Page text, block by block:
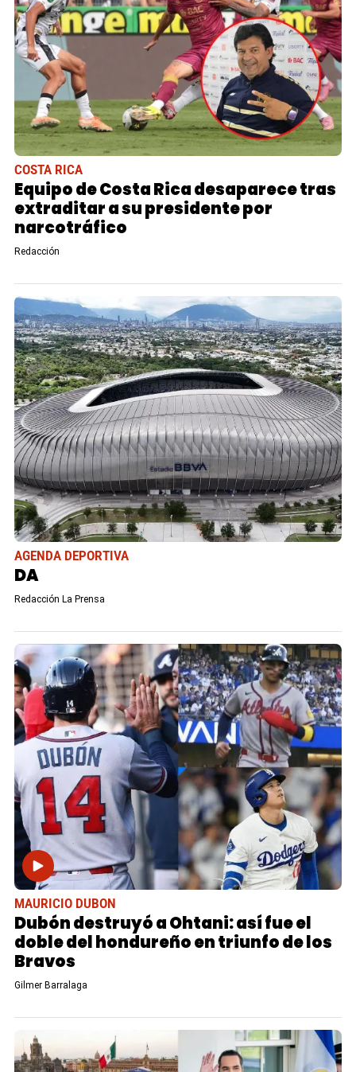
COSTA RICA
Equipo de Costa Rica desaparece tras
extraditar a su presidente por
narcotráfico
Redacción
AGENDA DEPORTIVA
DA
Redacción La Prensa
MAURICIO DUBON
Dubón destruyó a Ohtani: así fue el
doble del hondureño en triunfo de los
Bravos
Gilmer Barralaga